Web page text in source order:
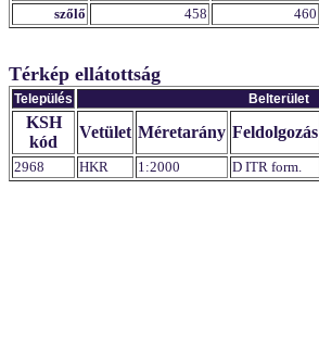
szőlő
458 460
Térkép ellátottság
Település Belterület
KSH
kód
Vetület Méretarány Feldolgozás
2968 HKR 1:2000 D ITR form.